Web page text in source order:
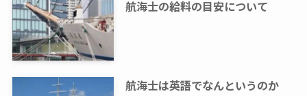
航海士の給料の目安について
航海士は英語でなんというのか